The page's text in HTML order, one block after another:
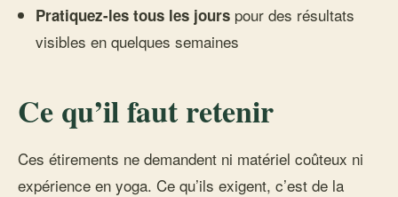
Pratiquez-les tous les jours pour des résultats
visibles en quelques semaines
Ce qu’il faut retenir
Ces étirements ne demandent ni matériel coûteux ni
expérience en yoga. Ce qu’ils exigent, c’est de la